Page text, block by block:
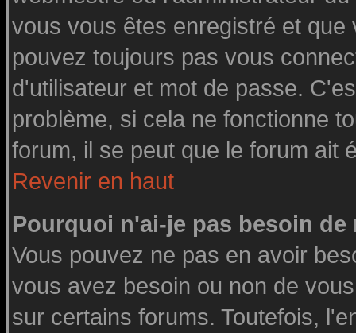
vous vous êtes enregistré et
pouvez toujours pas vous
d'utilisateur et mot de passe.
problème, si cela ne fonctionne
forum, il se peut que le forum ait
Revenir en haut
Pourquoi n'ai-je pas besoin
Vous pouvez ne pas en avoir
vous avez besoin ou non de
sur certains forums. Toutefois,